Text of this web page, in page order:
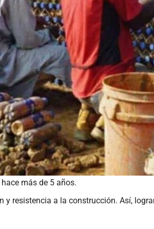
más de 5 años.
resistencia a la construcción. Así,